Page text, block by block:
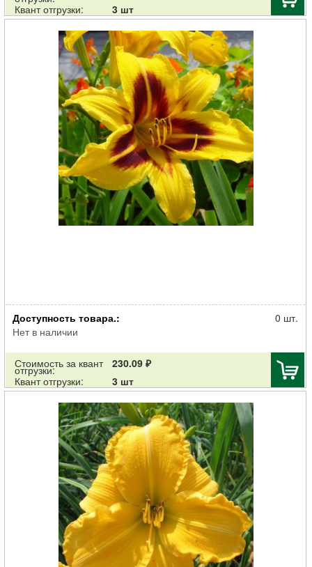
Квант отгрузки:
3 шт
Корневище НВМ Лилейник Бонанза (II) 1шт
Доступность товара.:
Нет в наличии
0 шт.
Стоимость за квант
отгрузки:
230.09 ₽
Квант отгрузки:
3 шт